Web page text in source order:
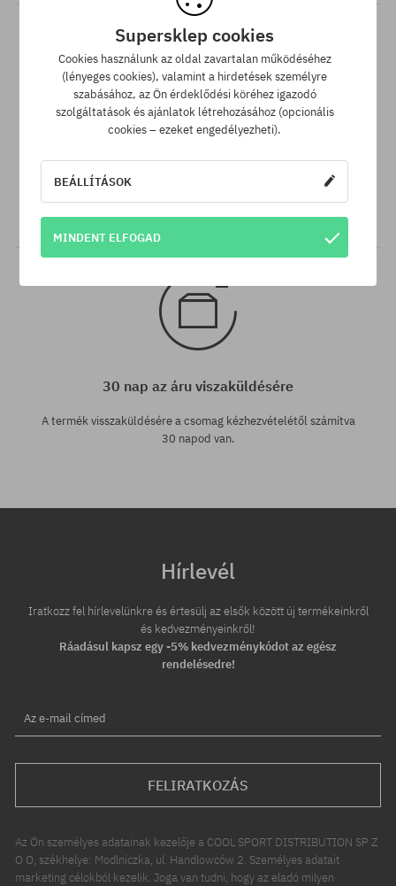
Legjobb ár garancia
A legjobb árak nálunk vannak, de ha véletlenül egy más
30 nap az áru viszaküldésére
A termék visszaküldésére a csomag kézhezvételétől számítva
30 napod van.
Hírlevél
Iratkozz fel hírlevelünkre és értesülj az elsők között új termékeinkről
és kedvezményeinkről!
Ráadásul kapsz egy -5% kedvezménykódot az egész
rendelésedre!
Az e-mail címed
FELIRATKOZÁS
Az Ön személyes adatainak kezelője a COOL SPORT DISTRIBUTION SP Z
O O, székhelye: Modlniczka, ul. Handlowców 2. Személyes adatait
marketing célokból kezelik. Joga van tudni, hogy az eladó milyen
Supersklep cookies
Cookies használunk az oldal zavartalan működéséhez
(lényeges cookies), valamint a hirdetések személyre
szabásához, az Ön érdeklődési köréhez igazodó
szolgáltatások és ajánlatok létrehozásához (opcionális
cookies – ezeket engedélyezheti).
BEÁLLÍTÁSOK
MINDENT ELFOGAD